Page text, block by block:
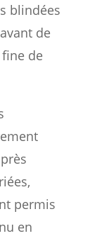
blindées
de
de
permis
en